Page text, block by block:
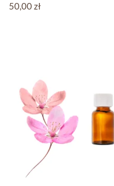
50,00zł